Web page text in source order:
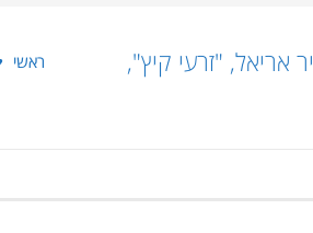
אריאל, "זרעי קיץ", ראשי